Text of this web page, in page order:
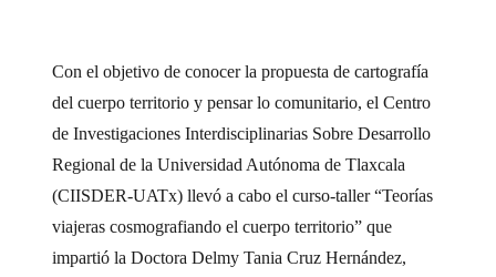
Con el objetivo de conocer la propuesta de cartografía
del cuerpo territorio y pensar lo comunitario, el Centro
de Investigaciones Interdisciplinarias Sobre Desarrollo
Regional de la Universidad Autónoma de Tlaxcala
(CIISDER-UATx) llevó a cabo el curso-taller “Teorías
viajeras cosmografiando el cuerpo territorio” que
impartió la Doctora Delmy Tania Cruz Hernández,